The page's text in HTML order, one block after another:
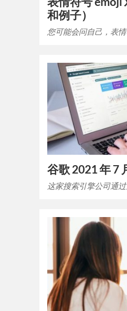
和例子）
您可能会问自己，表
谷歌 2021 年 7
这家搜索引擎公司通